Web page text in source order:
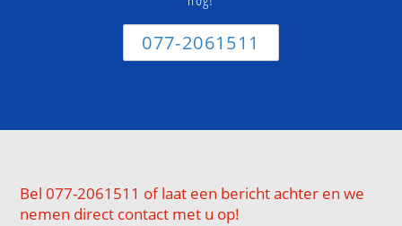
077-2061511
Bel 077-2061511 of laat een bericht achter en we
nemen direct contact met u op!